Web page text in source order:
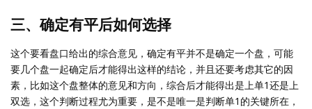
三、确定有平后如何选择
这个要看盘口给出的综合意见，确定有平并不是确定一个盘，可能
要几个盘一起确定后才能得出这样的结论，并且还要考虑其它的因
素，比如这个盘整体的意见和方向，综合后才能得出是上单1还是上
双选，这个判断过程尤为重要，是不是唯一是判断单1的关键所在，